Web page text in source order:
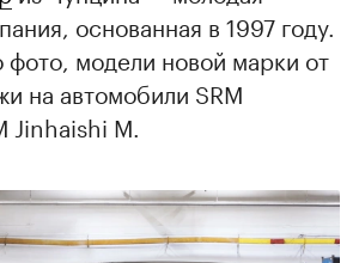
основанная в 1997 году.
фото, модели новой марки от
на автомобили SRM
Jinhaishi M.